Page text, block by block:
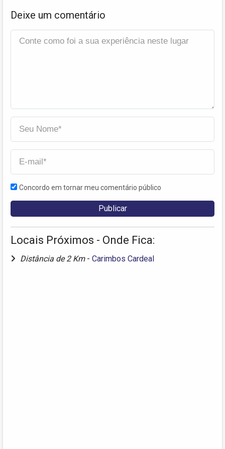
Deixe um comentário
Concordo em tornar meu comentário público
Locais Próximos - Onde Fica:
Distância de 2 Km - Carimbos Cardeal